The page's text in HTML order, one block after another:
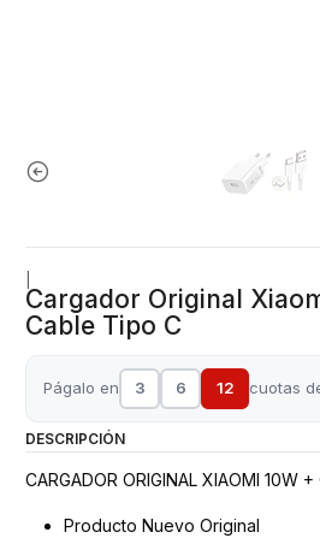
Cargador Original
Cable Tipo C
Págalo en 3 6 12 cuotas
DESCRIPCIÓN
CARGADOR ORIGINAL XIAOMI 10W
Producto Nuevo Original